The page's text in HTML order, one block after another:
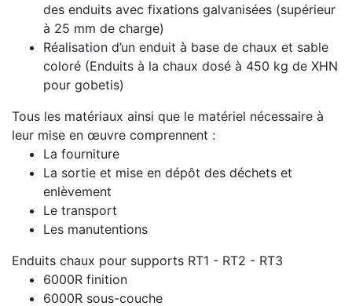
des enduits avec fixations galvanisées (supérieur
à 25 mm de charge)
Réalisation d’un enduit à base de chaux et sable
coloré (Enduits à la chaux dosé à 450 kg de XHN
pour gobetis)
Tous les matériaux ainsi que le matériel nécessaire à
leur mise en œuvre comprennent :
La fourniture
La sortie et mise en dépôt des déchets et
enlèvement
Le transport
Les manutentions
Enduits chaux pour supports RT1 - RT2 - RT3
6000R finition
6000R sous-couche